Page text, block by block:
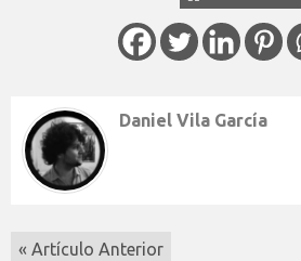
Daniel Vila García
« Artículo Anterior